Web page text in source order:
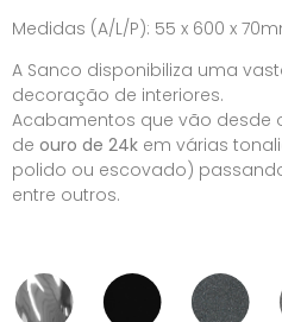
Medidas (A/L/P): 55 x 600 x
A Sanco disponibiliza uma
decoração de interiores.
Acabamentos que vão desde
de ouro de 24k em várias
polido ou escovado)
entre outros.